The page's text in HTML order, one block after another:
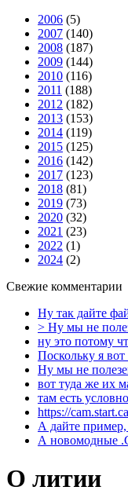
2006 (5)
2007 (140)
2008 (187)
2009 (144)
2010 (116)
2011 (188)
2012 (182)
2013 (153)
2014 (119)
2015 (125)
2016 (142)
2017 (123)
2018 (81)
2019 (73)
2020 (32)
2021 (23)
2022 (1)
2024 (2)
Свежие комментарии
Ну так дайте
> Ну мы не
ну это потому
Поскольку я вот
Ну мы не
вот туда же их
там есть
https://
А дайте
А новомодные
О литии